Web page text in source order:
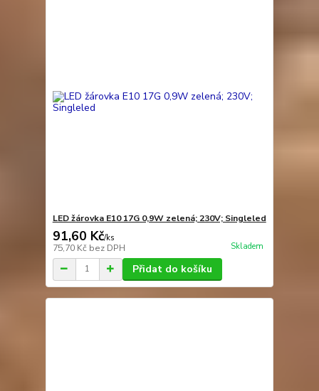
LED žárovka E10 17G 0,9W zelená; 230V; Singleled
91,60 Kč/ks
75,70 Kč bez DPH Skladem
Přidat do košíku